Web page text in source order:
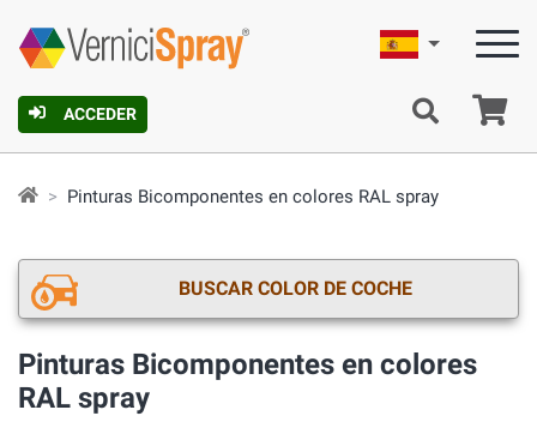
ACCEDER
Español
Pinturas Bicomponentes en colores RAL spray
BUSCAR COLOR DE COCHE
Pinturas Bicomponentes en colores
RAL spray